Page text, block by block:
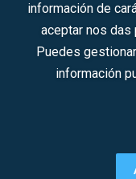
información de
aceptar nos
Puedes
información